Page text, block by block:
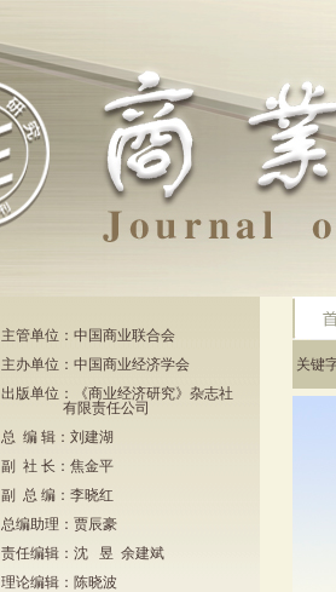
主管单位：中国商业联合会
主办单位：中国商业经济学会
出版单位：《商业经济研究》杂志社
有限责任公司
总 编 辑：刘建湖
副 社 长：焦金平
副 总 编：李晓红
总编助理：贾辰豪
责任编辑：沈 昱 余建斌
理论编辑：陈晓波
关键